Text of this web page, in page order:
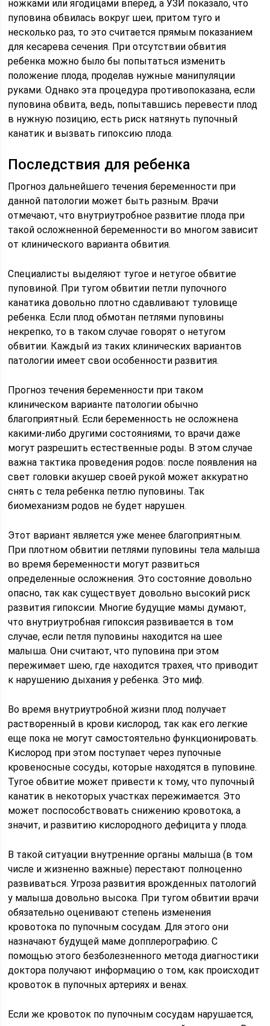
ножками или ягодицами вперед, а УЗИ показало, что
пуповина обвилась вокруг шеи, притом туго и
несколько раз, то это считается прямым показанием
для кесарева сечения. При отсутствии обвития
ребенка можно было бы попытаться изменить
положение плода, проделав нужные манипуляции
руками. Однако эта процедура противопоказана, если
пуповина обвита, ведь, попытавшись перевести плод
в нужную позицию, есть риск натянуть пупочный
канатик и вызвать гипоксию плода.
Последствия для ребенка
Прогноз дальнейшего течения беременности при
данной патологии может быть разным. Врачи
отмечают, что внутриутробное развитие плода при
такой осложненной беременности во многом зависит
от клинического варианта обвития.
Специалисты выделяют тугое и нетугое обвитие
пуповиной. При тугом обвитии петли пупочного
канатика довольно плотно сдавливают туловище
ребенка. Если плод обмотан петлями пуповины
некрепко, то в таком случае говорят о нетугом
обвитии. Каждый из таких клинических вариантов
патологии имеет свои особенности развития.
Прогноз течения беременности при таком
клиническом варианте патологии обычно
благоприятный. Если беременность не осложнена
какими-либо другими состояниями, то врачи даже
могут разрешить естественные роды. В этом случае
важна тактика проведения родов: после появления на
свет головки акушер своей рукой может аккуратно
снять с тела ребенка петлю пуповины. Так
биомеханизм родов не будет нарушен.
Этот вариант является уже менее благоприятным.
При плотном обвитии петлями пуповины тела малыша
во время беременности могут развиться
определенные осложнения. Это состояние довольно
опасно, так как существует довольно высокий риск
развития гипоксии. Многие будущие мамы думают,
что внутриутробная гипоксия развивается в том
случае, если петля пуповины находится на шее
малыша. Они считают, что пуповина при этом
пережимает шею, где находится трахея, что приводит
к нарушению дыхания у ребенка. Это миф.
Во время внутриутробной жизни плод получает
растворенный в крови кислород, так как его легкие
еще пока не могут самостоятельно функционировать.
Кислород при этом поступает через пупочные
кровеносные сосуды, которые находятся в пуповине.
Тугое обвитие может привести к тому, что пупочный
канатик в некоторых участках пережимается. Это
может поспособствовать снижению кровотока, а
значит, и развитию кислородного дефицита у плода.
В такой ситуации внутренние органы малыша (в том
числе и жизненно важные) перестают полноценно
развиваться. Угроза развития врожденных патологий
у малыша довольно высока. При тугом обвитии врачи
обязательно оценивают степень изменения
кровотока по пупочным сосудам. Для этого они
назначают будущей маме допплерографию. С
помощью этого безболезненного метода диагностики
доктора получают информацию о том, как происходит
кровоток в пупочных артериях и венах.
Если же кровоток по пупочным сосудам нарушается,